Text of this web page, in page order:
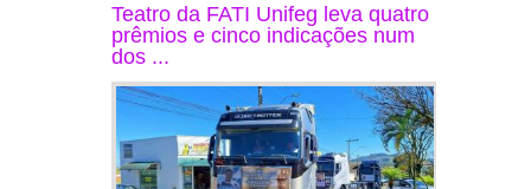
Teatro da FATI Unifeg leva quatro
prêmios e cinco indicações num
dos ...